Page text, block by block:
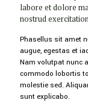
labore et dolore
nostrud
Phasellus sit amet
augue, egestas et
Nam volutpat nunc
commodo lobortis
molestie sed.
sunt explicabo.